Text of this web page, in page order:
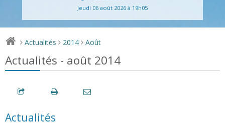
Jeudi 06 août 2026 à 19h05
> Actualités > 2014 > Août
Actualités - août 2014
Actualités